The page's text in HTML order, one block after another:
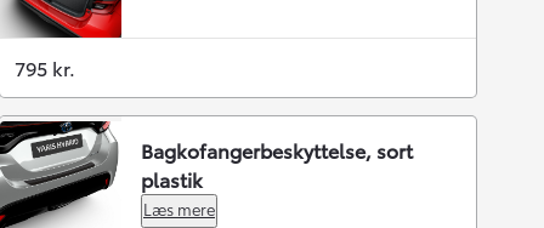
795 kr.
Bagkofangerbeskyttelse, sort
plastik
Læs mere